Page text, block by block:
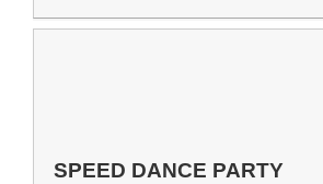
SPEED DANCE PARTY